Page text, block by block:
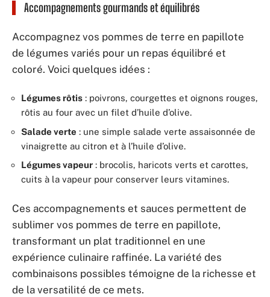
Accompagnements gourmands et équilibrés
Accompagnez vos pommes de terre en papillote
de légumes variés pour un repas équilibré et
coloré. Voici quelques idées :
Légumes rôtis : poivrons, courgettes et oignons rouges,
rôtis au four avec un filet d’huile d’olive.
Salade verte : une simple salade verte assaisonnée de
vinaigrette au citron et à l’huile d’olive.
Légumes vapeur : brocolis, haricots verts et carottes,
cuits à la vapeur pour conserver leurs vitamines.
Ces accompagnements et sauces permettent de
sublimer vos pommes de terre en papillote,
transformant un plat traditionnel en une
expérience culinaire raffinée. La variété des
combinaisons possibles témoigne de la richesse et
de la versatilité de ce mets.